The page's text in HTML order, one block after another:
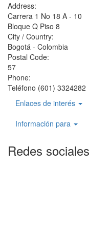
Address:
Carrera 1 No 18 A - 10
Bloque Q Piso 8
City / Country:
Bogotá - Colombia
Postal Code:
57
Phone:
Teléfono (601) 3324282
Enlaces de interés
Información para
Redes sociales